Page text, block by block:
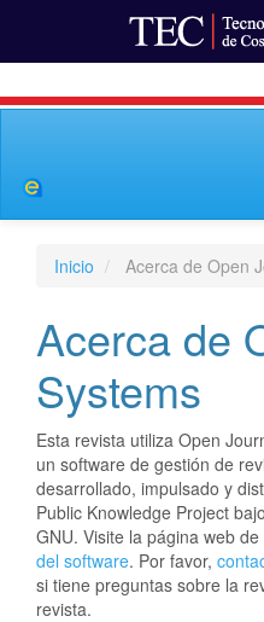
Barra
Inicio Acerca de Open
Acerca de
Systems
Esta revista utiliza Open
un software de gestión de
desarrollado, impulsado y
Public Knowledge Project
GNU. Visite la página web
del software. Por favor,
si tiene preguntas sobre la
revista.